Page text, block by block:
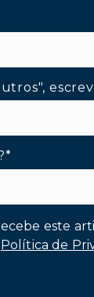
este
Política de